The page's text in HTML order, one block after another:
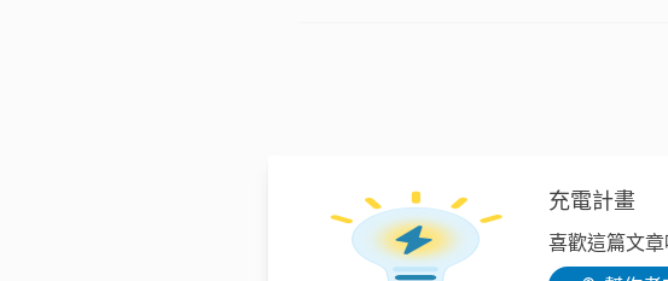
充電計畫
喜歡這篇文